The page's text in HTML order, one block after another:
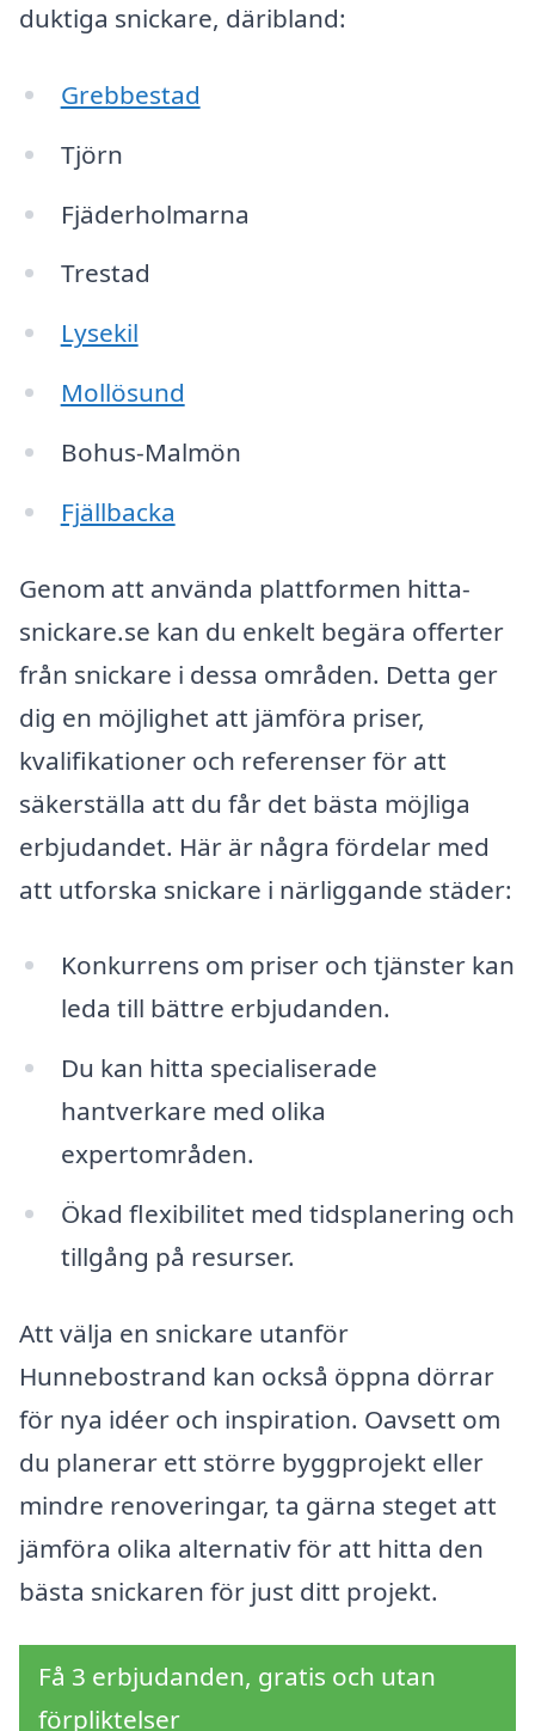
duktiga snickare, däribland:
Grebbestad
Tjörn
Fjäderholmarna
Trestad
Lysekil
Mollösund
Bohus-Malmön
Fjällbacka
Genom att använda plattformen hitta-
snickare.se kan du enkelt begära offerter
från snickare i dessa områden. Detta ger
dig en möjlighet att jämföra priser,
kvalifikationer och referenser för att
säkerställa att du får det bästa möjliga
erbjudandet. Här är några fördelar med
att utforska snickare i närliggande städer:
Konkurrens om priser och tjänster kan
leda till bättre erbjudanden.
Du kan hitta specialiserade
hantverkare med olika
expertområden.
Ökad flexibilitet med tidsplanering och
tillgång på resurser.
Att välja en snickare utanför
Hunnebostrand kan också öppna dörrar
för nya idéer och inspiration. Oavsett om
du planerar ett större byggprojekt eller
mindre renoveringar, ta gärna steget att
jämföra olika alternativ för att hitta den
bästa snickaren för just ditt projekt.
Få 3 erbjudanden, gratis och utan
förpliktelser